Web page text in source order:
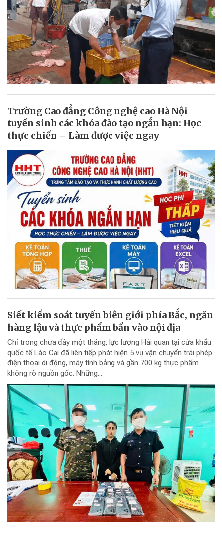
Trường Cao đẳng Công nghệ cao Hà Nội
tuyển sinh các khóa đào tạo ngắn hạn: Học
thực chiến – Làm được việc ngay
Siết kiểm soát tuyến biên giới phía Bắc, ngăn
hàng lậu và thực phẩm bẩn vào nội địa
Chỉ trong chưa đầy một tháng, lực lượng Hải quan tại cửa khẩu
quốc tế Lào Cai đã liên tiếp phát hiện 5 vụ vận chuyển trái phép
điện thoại di động, máy tính bảng và gần 700 kg thực phẩm
không rõ nguồn gốc. Những...